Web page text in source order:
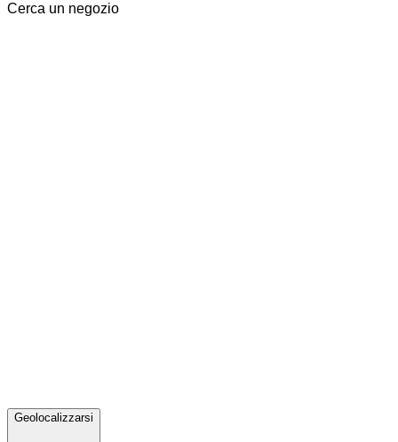
Cerca un negozio
Geolocalizzarsi